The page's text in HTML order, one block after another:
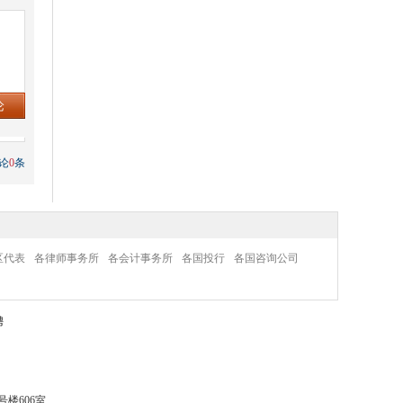
0条
代表 各律师事务所 各会计事务所 各国投行 各国咨询公司
楼606室